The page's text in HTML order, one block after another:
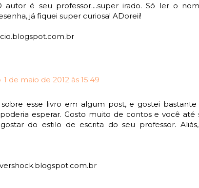
autor é seu professor....super irado. Só ler o
já fiquei super curiosa! ADoreii!
1 de maio de 2012 às 15:49
esse livro em algum post, e gostei
esperar. Gosto muito de contos e você
do estilo de escrita do seu professor.